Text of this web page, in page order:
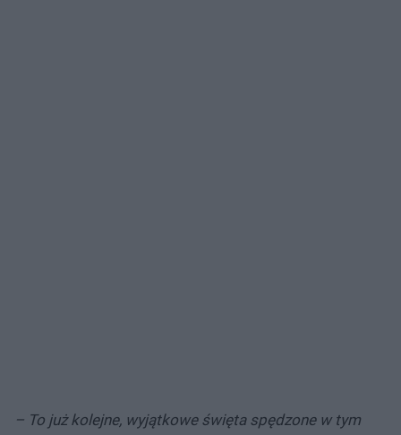
– To już kolejne, wyjątkowe święta spędzone w tym